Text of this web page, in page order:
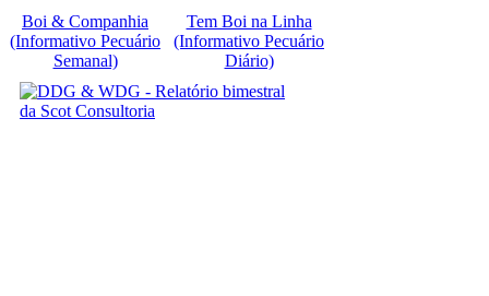
Boi & Companhia
(Informativo Pecuário
Semanal)
Tem Boi na Linha
(Informativo Pecuário
Diário)